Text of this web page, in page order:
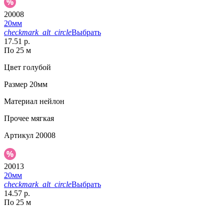
20008
20мм
checkmark_alt_circleВыбрать
17.51 р.
По 25 м
Цвет голубой
Размер 20мм
Материал нейлон
Прочее мягкая
Артикул 20008
20013
20мм
checkmark_alt_circleВыбрать
14.57 р.
По 25 м